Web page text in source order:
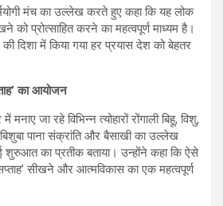
मंच का उल्लेख करते हुए कहा कि यह लोक
प्रोत्साहित करने का महत्वपूर्ण माध्यम है।
दिशा में किया गया हर प्रयास देश को बेहतर
का आयोजन
जा रहे विभिन्न त्योहारों रोंगाली बिहू, विशु,
पाना संक्रांति और बैसाखी का उल्लेख
का प्रतीक बताया। उन्होंने कहा कि ऐसे
सीखने और आत्मविकास का एक महत्वपूर्ण